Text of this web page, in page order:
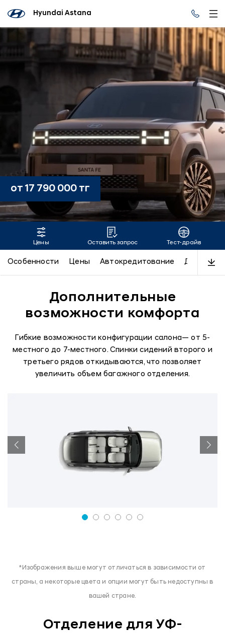
Hyundai Astana
SANTA FE
от 17 790 000 тг
Цены Оставить запрос Тест-драйв
Особенности Цены Автокредитование Дизайн
Дополнительные
возможности комфорта
Гибкие возможности конфигурации салона— от 5-
местного до 7-местного. Спинки сидений второго и
третьего рядов откидываются, что позволяет
увеличить объем багажного отделения.
*Изображения выше могут отличаться в зависимости от
страны, а некоторые цвета и опции могут быть недоступны в
вашей стране.
Отделение для УФ-